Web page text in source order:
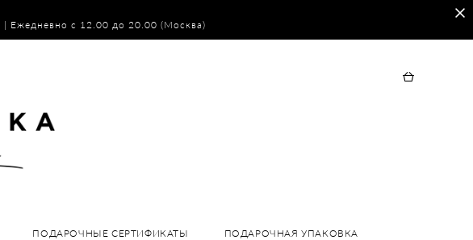
| Ежедневно с 12.00 до 20.00 (Москва)
ПОДАРОЧНЫЕ СЕРТИФИКАТЫ ПОДАРОЧНАЯ УПАКОВКА